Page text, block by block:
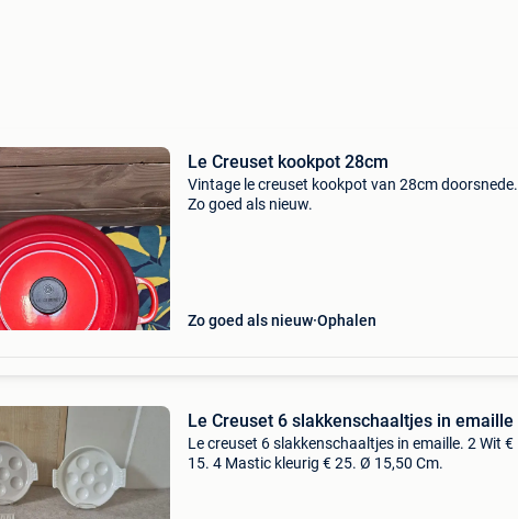
Le Creuset kookpot 28cm
Vintage le creuset kookpot van 28cm doorsnede.
Zo goed als nieuw.
Zo goed als nieuw Ophalen
Le Creuset 6 slakkenschaaltjes in emaille
Le creuset 6 slakkenschaaltjes in emaille. 2 Wit €
15. 4 Mastic kleurig € 25. Ø 15,50 Cm.